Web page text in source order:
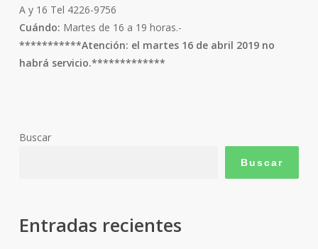
A y 16 Tel 4226-9756
Cuándo: Martes de 16 a 19 horas.-
***********Atención: el martes 16 de abril 2019 no
habrá servicio.*************
Buscar
Buscar
Entradas recientes